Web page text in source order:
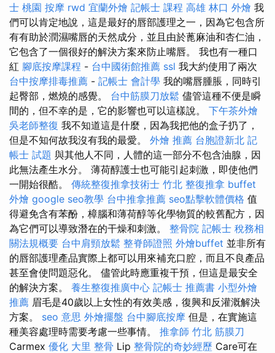
士 桃園 按摩 rwd 宜蘭外燴 記帳士 課程 高雄 林口 外燴 我
們可以肯定地說，這是最好的唇部護理之一，因為它包含所
有有助於潤濕嘴唇的天然成分，並且由於蓖麻油和杏仁油，
它包含了一個很好的解決方案來防止嘴唇。 我也有一種口
紅 腳底按摩課程 - 台中國術館推薦 ssl 我大約使用了兩次
台中按摩排毒推薦 - 記帳士 會計學 我的嘴唇腫脹，同時引
起臀部，燃燒的感覺。 台中筋膜刀放鬆 儘管這種不便是瞬
間的，但不幸的是，它的影響也可以這樣說。 下午茶外燴
吳老師整復 我不知道這是什麼，因為我把他的盒子扔了，
但是不知何故我沒有我的最愛。 外燴 推薦 台胞證新北 記
帳士 試題 與其他人不同，人體的這一部分不包含油腺，因
此無法產生水分。 薄荷醇護士也可能引起刺激，即使他們
一開始很酷。 傳統整復推拿技術士 竹北 整復推拿 buffet
外燴 google seo教學 台中推拿推薦 seo點擊軟體價格 值
得避免含有苯酚，樟腦和薄荷醇等化學物質的較舊配方，因
為它們可以導致潛在的干燥和刺激。 整骨院 記帳士 稅務相
關法規概要 台中肩頸放鬆 整脊師證照 外燴buffet 並非所有
的唇部護理產品實際上都可以用來補充口腔，而且不良產品
甚至會使問題惡化。 儘管此時應重複干預，但這是最安全
的解決方案。 養生整復推廣中心 記帳士 推薦書 小型外燴
推薦 眉毛是40歲以上女性的有效美感，復興和反灌溉解決
方案。 seo 意思 外燴擺盤 台中腳底按摩 但是，在實施這
種美容處理時需要考慮一些事情。 推拿師 竹北 筋膜刀
Carmex 優化 大里 整骨 Lip 整骨院的奇妙經歷 Care可在